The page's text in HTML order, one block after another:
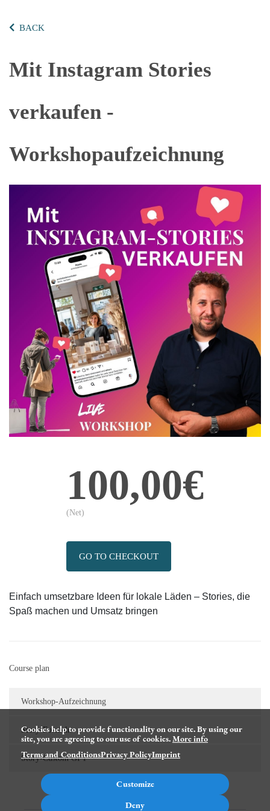
BACK
Mit Instagram Stories
verkaufen -
Workshopaufzeichnung
100,00€
(Net)
GO TO CHECKOUT
Einfach umsetzbare Ideen für lokale Läden – Stories, die
Spaß machen und Umsatz bringen
Course plan
Workshop-Aufzeichnung
Story-Formeln
Story-Custom GPT
Cookies help to provide functionality on our site. By using our
site, you are agreeing to our use of cookies.More info
Terms and ConditionsPrivacy PolicyImprint
Customize
Deny